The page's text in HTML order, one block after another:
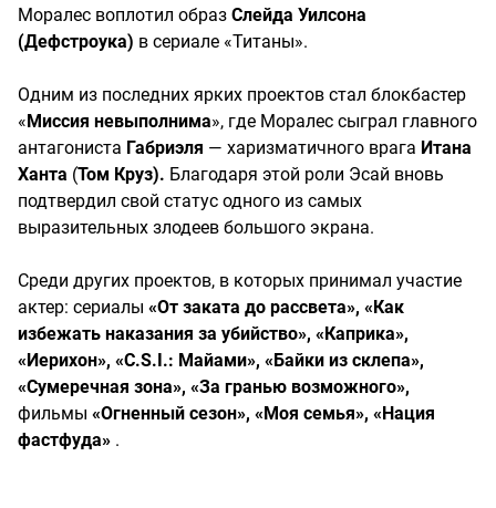
Моралес воплотил образ Слейда Уилсона
(Дефстроука) в сериале «Титаны».
Одним из последних ярких проектов стал блокбастер
«Миссия невыполнима», где Моралес сыграл главного
антагониста Габриэля — харизматичного врага Итана
Ханта (Том Круз). Благодаря этой роли Эсай вновь
подтвердил свой статус одного из самых
выразительных злодеев большого экрана.
Среди других проектов, в которых принимал участие
актер: сериалы «От заката до рассвета», «Как
избежать наказания за убийство», «Каприка»,
«Иерихон», «C.S.I.: Майами», «Байки из склепа»,
«Сумеречная зона», «За гранью возможного»,
фильмы «Огненный сезон», «Моя семья», «Нация
фастфуда» .